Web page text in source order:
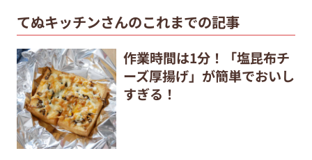
てぬキッチンさんのこれまでの記事
作業時間は1分！「塩昆布チ
ーズ厚揚げ」が簡単でおいし
すぎる！